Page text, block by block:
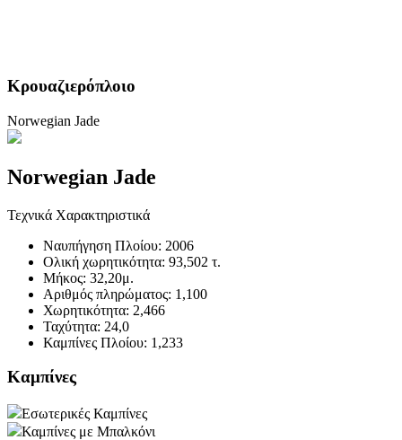
Κρουαζιερόπλοιο
Norwegian Jade
Norwegian Jade
Τεχνικά Χαρακτηριστικά
Ναυπήγηση Πλοίου: 2006
Ολική χωρητικότητα: 93,502 τ.
Μήκος: 32,20μ.
Αριθμός πληρώματος: 1,100
Χωρητικότητα: 2,466
Ταχύτητα: 24,0
Καμπίνες Πλοίου: 1,233
Καμπίνες
Εσωτερικές Καμπίνες
Καμπίνες με Μπαλκόνι